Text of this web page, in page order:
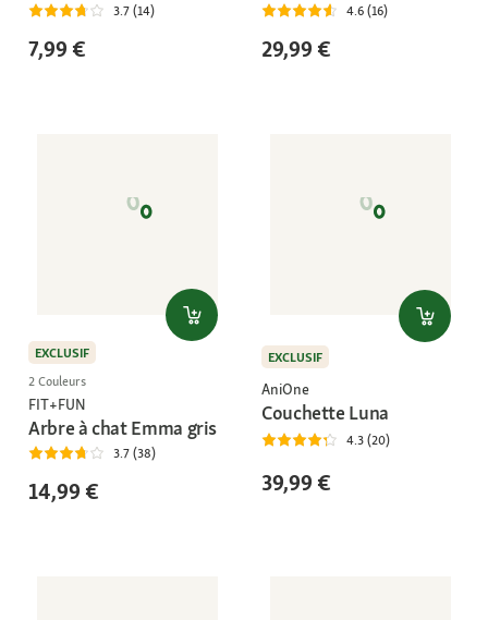
3.7 (14)
7,99 €
4.6 (16)
29,99 €
EXCLUSIF
2 Couleurs
FIT+FUN
Arbre à chat Emma gris
3.7 (38)
14,99 €
EXCLUSIF
AniOne
Couchette Luna
4.3 (20)
39,99 €